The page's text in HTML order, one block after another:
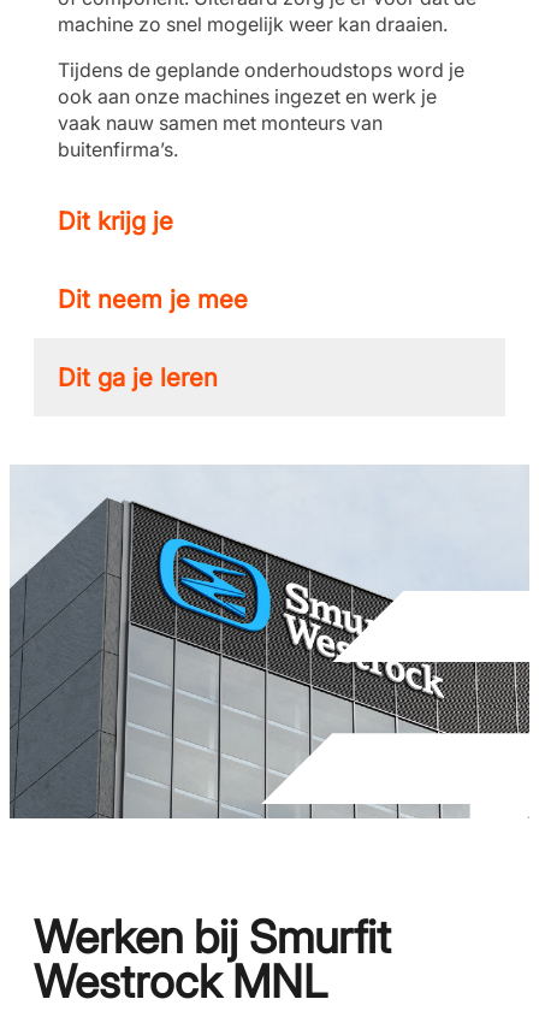
machine zo snel mogelijk weer kan draaien.
Tijdens de geplande onderhoudstops word je
ook aan onze machines ingezet en werk je
vaak nauw samen met monteurs van
buitenfirma’s.
Dit krijg je
Dit neem je mee
Dit ga je leren
Werken bij Smurfit
Westrock MNL